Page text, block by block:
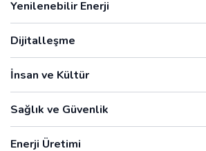
Yenilenebilir Enerji
Dijitalleşme
İnsan ve Kültür
Sağlık ve Güvenlik
Enerji Üretimi